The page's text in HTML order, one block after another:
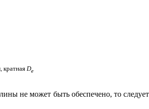
кратная De
не может быть обеспечено, то следует